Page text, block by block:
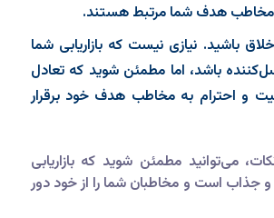
مخاطب هدف شما مرتبط هستند.
باشید. نیازی نیست که بازاریابی شما
باشد، اما مطمئن شوید که تعادل
و احترام به مخاطب هدف خود برقرار
می‌توانید مطمئن شوید که بازاریابی
و جذاب است و مخاطبان شما را از خود دور